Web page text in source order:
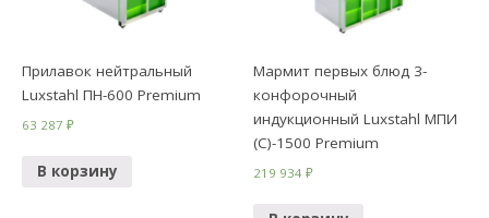
Прилавок нейтральный
Luxstahl ПН-600 Premium
63 287₽
В корзину
Мармит первых блюд 3-
конфорочный
индукционный Luxstahl МПИ
(С)-1500 Premium
219 934₽